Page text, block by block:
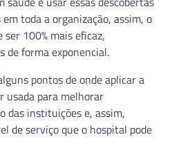
toda a organização, assim, o
100% mais eficaz,
de forma exponencial.
pontos de onde aplicar a
usada para melhorar
das instituições e, assim,
de serviço que o hospital pode